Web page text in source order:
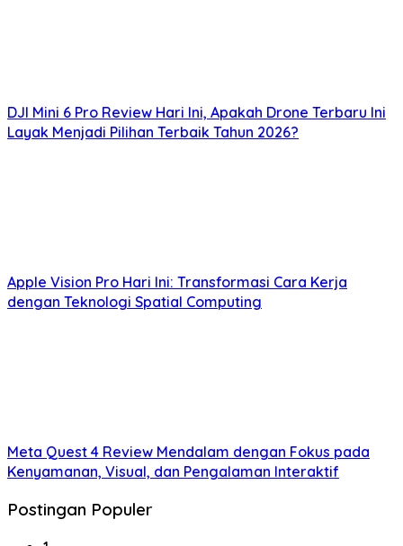
DJI Mini 6 Pro Review Hari Ini, Apakah Drone Terbaru Ini
Layak Menjadi Pilihan Terbaik Tahun 2026?
Apple Vision Pro Hari Ini: Transformasi Cara Kerja
dengan Teknologi Spatial Computing
Meta Quest 4 Review Mendalam dengan Fokus pada
Kenyamanan, Visual, dan Pengalaman Interaktif
Postingan Populer